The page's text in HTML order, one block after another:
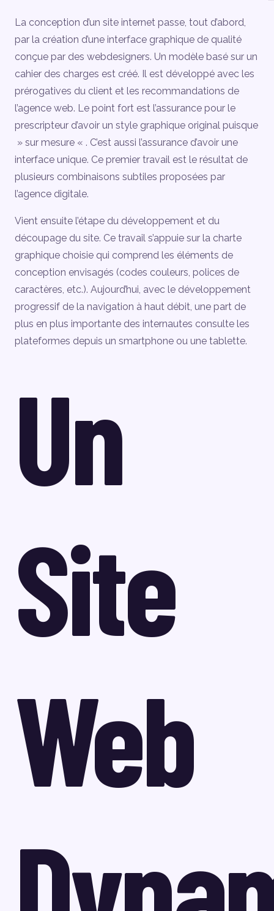
La conception d’un site internet passe, tout d’abord,
par la création d’une interface graphique de qualité
conçue par des webdesigners. Un modèle basé sur un
cahier des charges est créé. Il est développé avec les
prérogatives du client et les recommandations de
l’agence web. Le point fort est l’assurance pour le
prescripteur d’avoir un style graphique original puisque
» sur mesure « . C’est aussi l’assurance d’avoir une
interface unique. Ce premier travail est le résultat de
plusieurs combinaisons subtiles proposées par
l’agence digitale.
Vient ensuite l’étape du développement et du
découpage du site. Ce travail s’appuie sur la charte
graphique choisie qui comprend les éléments de
conception envisagés (codes couleurs, polices de
caractères, etc.). Aujourd’hui, avec le développement
progressif de la navigation à haut débit, une part de
plus en plus importante des internautes consulte les
plateformes depuis un smartphone ou une tablette.
Un
Site
Web